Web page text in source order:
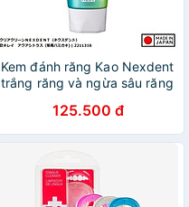
Kem đánh răng Kao Nexdent
trắng răng và ngừa sâu răng
chính hãng125.500 đ